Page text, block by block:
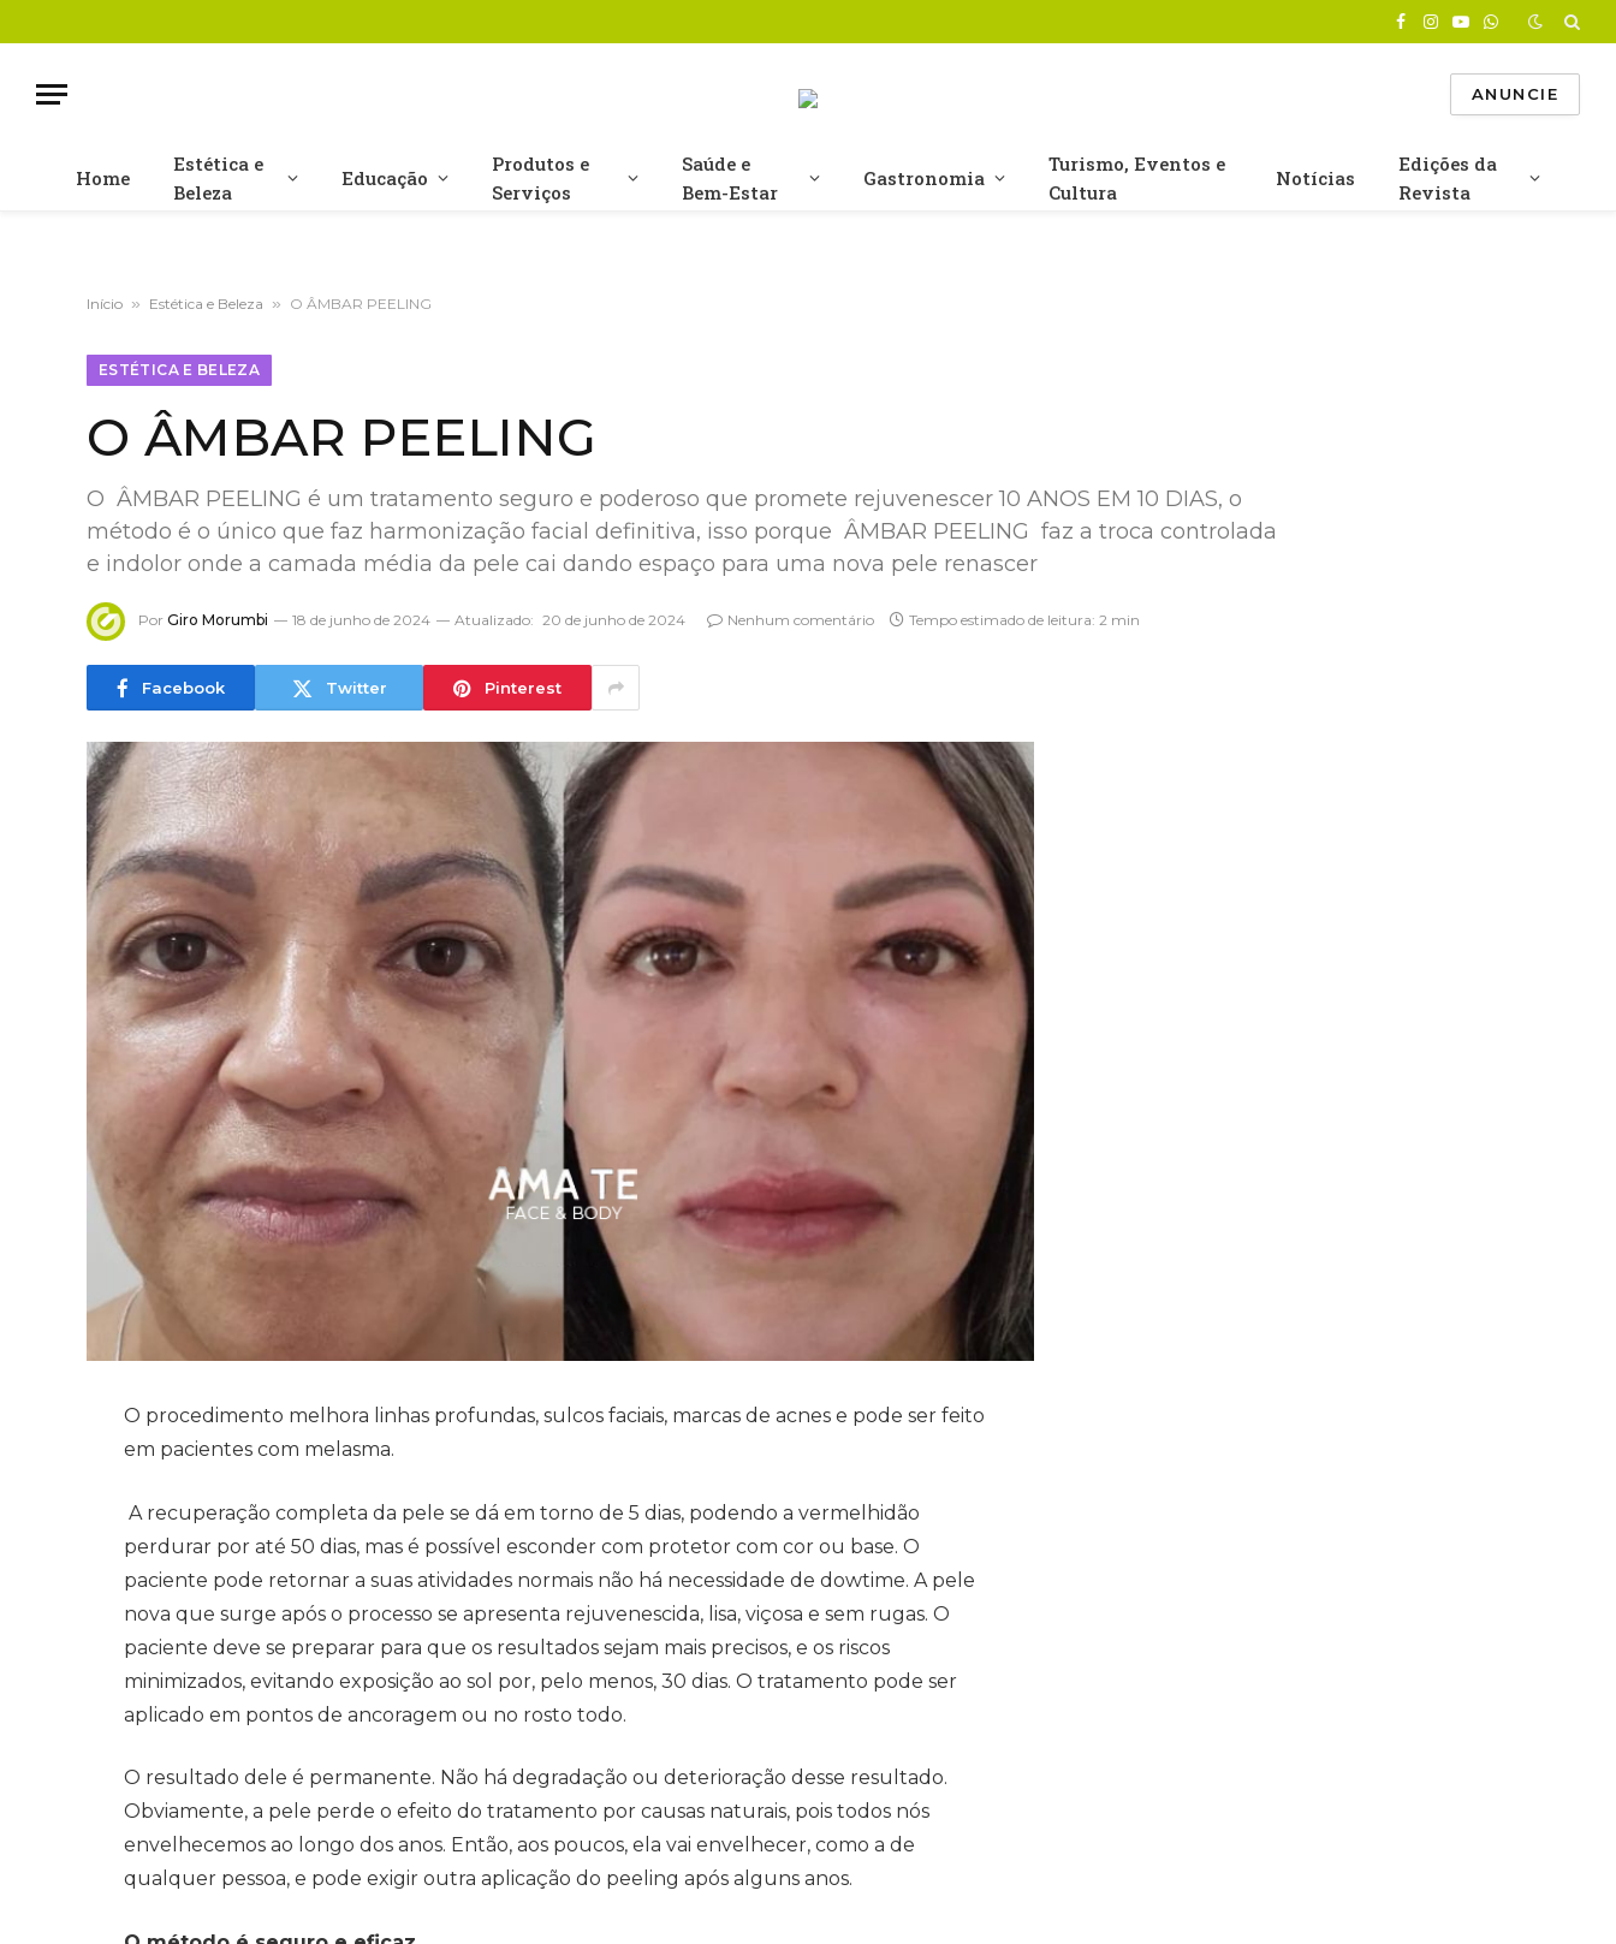
Facebook
Instagram
YouTube
WhatsApp
ANUNCIE
Home
Estética e
Beleza
Educação
Produtos e
Serviços
Saúde e
Bem-Estar
Gastronomia
Turismo, Eventos e
Cultura
Notícias
Edições da
Revista
Início » Estética e Beleza » O ÂMBAR PEELING
ESTÉTICA E BELEZA
O ÂMBAR PEELING
O ÂMBAR PEELING é um tratamento seguro e poderoso que promete rejuvenescer 10 ANOS EM 10 DIAS, o
método é o único que faz harmonização facial definitiva, isso porque ÂMBAR PEELING faz a troca controlada
e indolor onde a camada média da pele cai dando espaço para uma nova pele renascer
Por Giro Morumbi 18 de junho de 2024 Atualizado: 20 de junho de 2024 Nenhum comentário Tempo estimado de leitura: 2 min
Facebook Twitter Pinterest
O procedimento melhora linhas profundas, sulcos faciais, marcas de acnes e pode ser feito
em pacientes com melasma.
A recuperação completa da pele se dá em torno de 5 dias, podendo a vermelhidão
perdurar por até 50 dias, mas é possível esconder com protetor com cor ou base. O
paciente pode retornar a suas atividades normais não há necessidade de dowtime. A pele
nova que surge após o processo se apresenta rejuvenescida, lisa, viçosa e sem rugas. O
paciente deve se preparar para que os resultados sejam mais precisos, e os riscos
minimizados, evitando exposição ao sol por, pelo menos, 30 dias. O tratamento pode ser
aplicado em pontos de ancoragem ou no rosto todo.
O resultado dele é permanente. Não há degradação ou deterioração desse resultado.
Obviamente, a pele perde o efeito do tratamento por causas naturais, pois todos nós
envelhecemos ao longo dos anos. Então, aos poucos, ela vai envelhecer, como a de
qualquer pessoa, e pode exigir outra aplicação do peeling após alguns anos.